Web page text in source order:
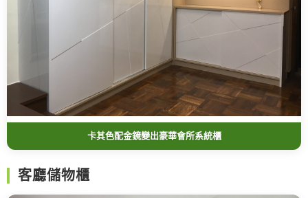
卡其色配金鏡變出豪華會所系統櫃
客廳儲物櫃